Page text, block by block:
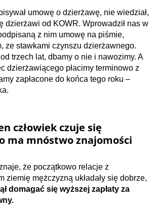
umowę o dzierżawę, nie wiedział,
dzierżawi od KOWR. Wprowadził nas w
z nim umowę na piśmie,
ze stawkami czynszu dzierżawnego.
trzech lat, dbamy o nie i nawozimy. A
dzierżawiącego płacimy terminowo z
zapłacone do końca tego roku –
człowiek czuje się
ma mnóstwo znajomości
że początkowo relacje z
ziemię mężczyzną układały się dobrze,
domagać się wyższej zapłaty za